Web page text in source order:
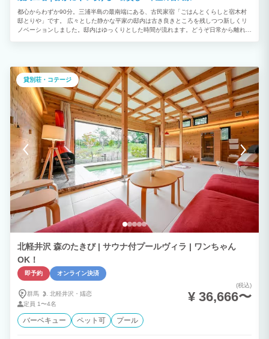
都心からわずか90分。三浦半島の最南端にある、古民家宿「ごはんとくらしと宿木村
邸とりや」です。 広々とした静かな平家の邸内は古き良きところを残しつつ新しくリ
ノベーションしました。邸内はゆっくりとした時間が流れます。どうぞ日常から離れて
す。ご相談下さい。別途現地払いになります。) ・夕飯：お1人5,000円〜 ・朝食：
1,500円〜 ・お祝いケーキ：5,000円〜 ・花束のご用意：5,500円〜 ⚪︎連泊割引致し
ますのでメッセージ下さい。 ⚪︎屋根付きのお庭でBBQができます！(食材持ち込みにて)
コンロのみお貸しします。 ⚪︎三崎マグロや地魚が美味しいお寿司屋さんの出前も可
能！ ⚪︎三崎下町散策をしてそのまま夕食もよき！ ⚪︎海へ徒歩10分。 ⚪︎公共交通機関で
のアクセス可能。 ⚪︎SAPやヨガの講師のご紹介もできます。 14畳の和室の広間は7名
まで、6畳和室は3名まで、お布団が敷けます。 洋室にはシングルベッドが2台ありま
す。お手洗いは2箇所、お風呂、洗面所あり。 キッチングッズも充実しています。 冷
蔵庫、電子レンジ、炊飯器、調理器具、食洗機。基本調味料(塩、砂糖、オリーブオイ
ル、みりん、酢、醤油) 食器あり。
貸別荘・コテージ
北軽井沢 森のたきび | サウナ付プールヴィラ | ワンちゃん
OK！
即予約 オンライン決済
群馬 北軽井沢・ 嬬恋
定員 1〜4名
(税込)
¥ 36,666〜
バーベキュー ペット可 プール